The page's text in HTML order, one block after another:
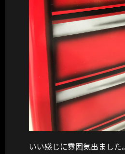
いい感じに雰囲気出ました。